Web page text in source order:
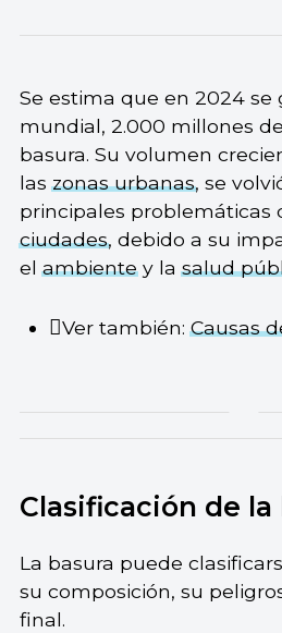
Se estima que en 2024 se
mundial, 2.000 millones
basura. Su volumen
laszonas urbanas, se
principales problemáticas
ciudades, debido a su
elambientey lasalud
Ver también:Causas
Clasificación de la
La basura puede
su composición, su
final.